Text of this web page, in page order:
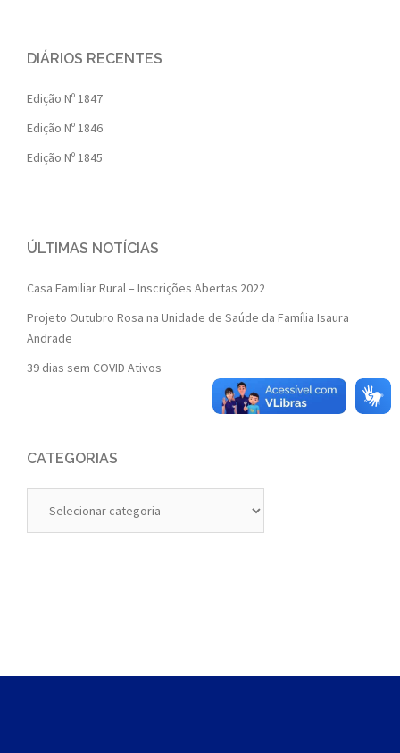
DIÁRIOS RECENTES
Edição Nº 1847
Edição Nº 1846
Edição Nº 1845
ÚLTIMAS NOTÍCIAS
Casa Familiar Rural – Inscrições Abertas 2022
Projeto Outubro Rosa na Unidade de Saúde da Família Isaura
Andrade
39 dias sem COVID Ativos
CATEGORIAS